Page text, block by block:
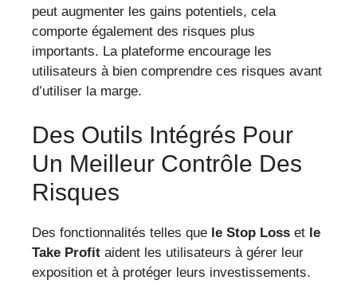
peut augmenter les gains potentiels, cela
comporte également des risques plus
importants. La plateforme encourage les
utilisateurs à bien comprendre ces risques avant
d’utiliser la marge.
Des Outils Intégrés Pour
Un Meilleur Contrôle Des
Risques
Des fonctionnalités telles que le Stop Loss et le
Take Profit aident les utilisateurs à gérer leur
exposition et à protéger leurs investissements.